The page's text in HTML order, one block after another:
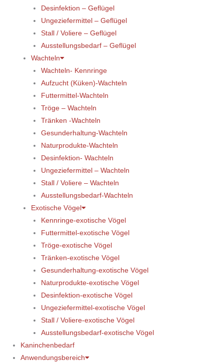
Desinfektion – Geflügel
Ungeziefermittel – Geflügel
Stall / Voliere – Geflügel
Ausstellungsbedarf – Geflügel
Wachteln
Wachteln- Kennringe
Aufzucht (Küken)-Wachteln
Futtermittel-Wachteln
Tröge – Wachteln
Tränken -Wachteln
Gesunderhaltung-Wachteln
Naturprodukte-Wachteln
Desinfektion- Wachteln
Ungeziefermittel – Wachteln
Stall / Voliere – Wachteln
Ausstellungsbedarf-Wachteln
Exotische Vögel
Kennringe-exotische Vögel
Futtermittel-exotische Vögel
Tröge-exotische Vögel
Tränken-exotische Vögel
Gesunderhaltung-exotische Vögel
Naturprodukte-exotische Vögel
Desinfektion-exotische Vögel
Ungeziefermittel-exotische Vögel
Stall / Voliere-exotische Vögel
Ausstellungsbedarf-exotische Vögel
Kaninchenbedarf
Anwendungsbereich